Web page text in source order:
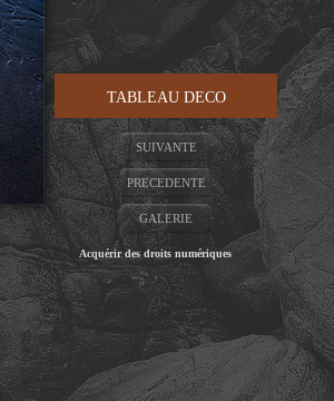
TABLEAU DECO
SUIVANTE
PRECEDENTE
GALERIE
Acquérir des droits numériques